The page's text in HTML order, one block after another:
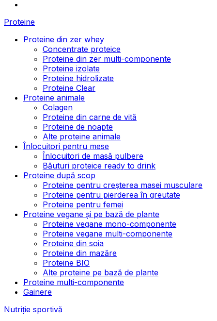
Proteine
Proteine din zer whey
Concentrate proteice
Proteine din zer multi-componente
Proteine izolate
Proteine hidrolizate
Proteine Clear
Proteine animale
Colagen
Proteine din carne de vită
Proteine de noapte
Alte proteine animale
Înlocuitori pentru mese
Înlocuitori de masă pulbere
Băuturi proteice ready to drink
Proteine după scop
Proteine pentru creșterea masei musculare
Proteine pentru pierderea în greutate
Proteine pentru femei
Proteine vegane și pe bază de plante
Proteine vegane mono-componente
Proteine vegane multi-componente
Proteine din soia
Proteine din mazăre
Proteine BIO
Alte proteine pe bază de plante
Proteine multi-componente
Gainere
Nutriție sportivă